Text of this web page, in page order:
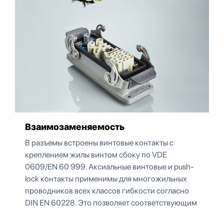
Взаимозаменяемость
В разъемы встроены винтовые контакты с
креплением жилы винтом сбоку по VDE
0609/EN 60 999. Аксиальные винтовые и push-
lock контакты применимы для многожильных
проводников всех классов гибкости согласно
DIN EN 60228. Это позволяет соответствующим